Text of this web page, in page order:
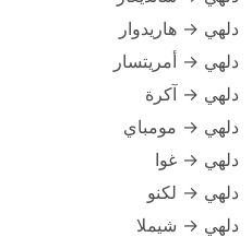
دلهي → هاريدوار
دلهي → أمريتسار
دلهي → آكرة
دلهي → مومباي
دلهي → غوا
دلهي → لكنو
دلهي → شيملا